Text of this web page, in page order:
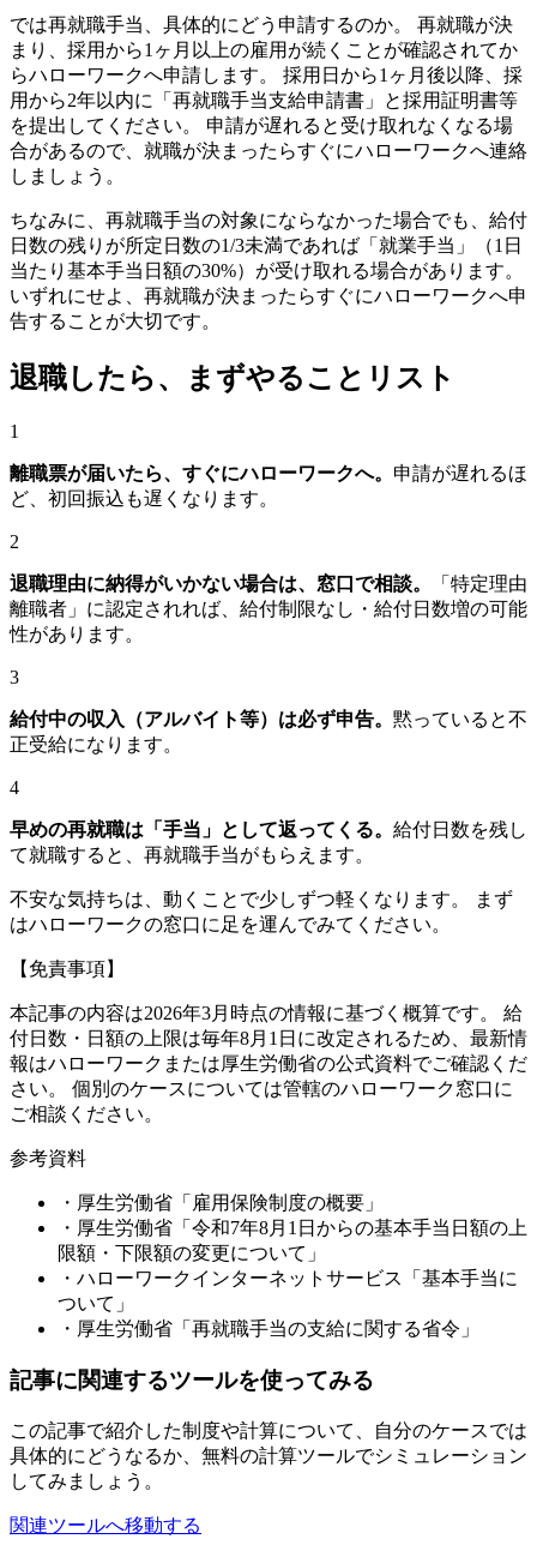
では再就職手当、具体的にどう申請するのか。 再就職が決
まり、採用から1ヶ月以上の雇用が続くことが確認されてか
らハローワークへ申請します。 採用日から1ヶ月後以降、採
用から2年以内に「再就職手当支給申請書」と採用証明書等
を提出してください。 申請が遅れると受け取れなくなる場
合があるので、就職が決まったらすぐにハローワークへ連絡
しましょう。
ちなみに、再就職手当の対象にならなかった場合でも、給付
日数の残りが所定日数の1/3未満であれば「就業手当」（1日
当たり基本手当日額の30%）が受け取れる場合があります。
いずれにせよ、再就職が決まったらすぐにハローワークへ申
告することが大切です。
退職したら、まずやることリスト
1
離職票が届いたら、すぐにハローワークへ。 申請が遅れるほ
ど、初回振込も遅くなります。
2
退職理由に納得がいかない場合は、窓口で相談。
「特定理由
離職者」に認定されれば、給付制限なし・給付日数増の可能
性があります。
3
給付中の収入（アルバイト等）は必ず申告。 黙っていると不
正受給になります。
4
早めの再就職は「手当」として返ってくる。 給付日数を残し
て就職すると、再就職手当がもらえます。
不安な気持ちは、動くことで少しずつ軽くなります。 まず
はハローワークの窓口に足を運んでみてください。
【免責事項】
本記事の内容は2026年3月時点の情報に基づく概算です。 給
付日数・日額の上限は毎年8月1日に改定されるため、最新情
報はハローワークまたは厚生労働省の公式資料でご確認くだ
さい。 個別のケースについては管轄のハローワーク窓口に
ご相談ください。
参考資料
・厚生労働省「雇用保険制度の概要」
・厚生労働省「令和7年8月1日からの基本手当日額の上
限額・下限額の変更について」
・ハローワークインターネットサービス「基本手当に
ついて」
・厚生労働省「再就職手当の支給に関する省令」
記事に関連するツールを使ってみる
この記事で紹介した制度や計算について、自分のケースでは
具体的にどうなるか、無料の計算ツールでシミュレーション
してみましょう。
関連ツールへ移動する